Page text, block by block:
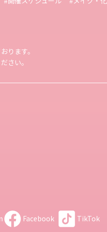
ります。
さい。
Facebook TikTok